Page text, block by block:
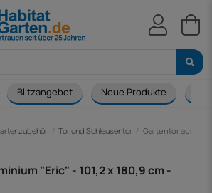
Blitzangebot Neue Produkte
Tor und Schleusentor Gartentor aus
"Eric" - 101,2 x 180,9 cm -